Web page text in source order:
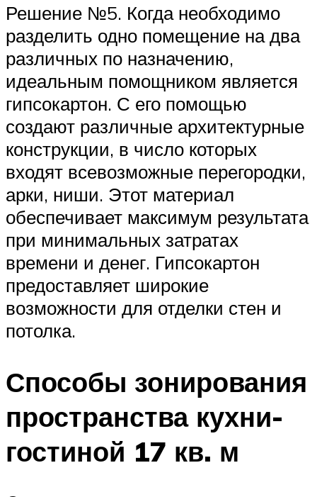
Решение №5. Когда необходимо
разделить одно помещение на два
различных по назначению,
идеальным помощником является
гипсокартон. С его помощью
создают различные архитектурные
конструкции, в число которых
входят всевозможные перегородки,
арки, ниши. Этот материал
обеспечивает максимум результата
при минимальных затратах
времени и денег. Гипсокартон
предоставляет широкие
возможности для отделки стен и
потолка.
Способы зонирования
пространства кухни-
гостиной 17 кв. м